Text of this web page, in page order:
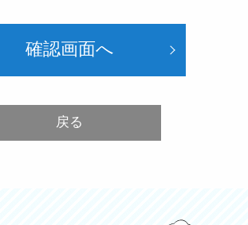
確認画面へ
戻る